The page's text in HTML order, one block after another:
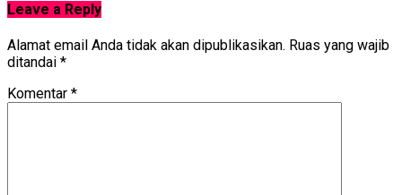
Leave a Reply
Alamat email Anda tidak akan dipublikasikan. Ruas yang wajib
ditandai *
Komentar *